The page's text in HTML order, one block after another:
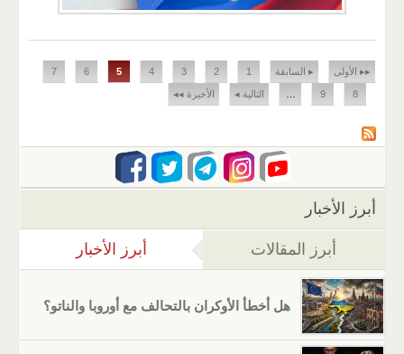
الصفحات
▸▸ الأولى ▸ السابقة 1
2
3
4
5
6
7
8
9 التالية ◂ الأخيرة ◂◂
أبرز الأخبار
أبرز المقالات أبرز الأخبار
هل أخطأ الأوكران بالتحالف مع أوروبا والناتو؟